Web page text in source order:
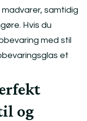
samtidig
Hvis du
med stil
et
og